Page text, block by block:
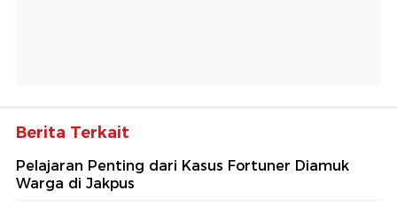
Berita Terkait
Pelajaran Penting dari Kasus Fortuner Diamuk
Warga di Jakpus